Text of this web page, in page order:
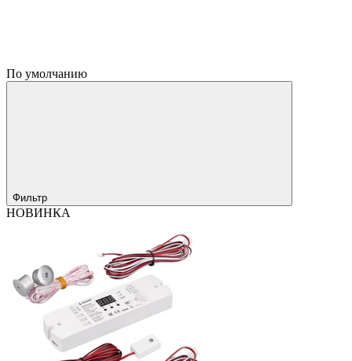
По умолчанию
Фильтр
НОВИНКА